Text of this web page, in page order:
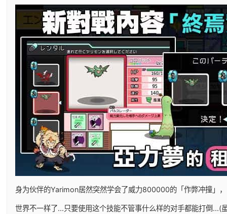
身为伙伴的Yarimon居然突然学会了威力800000的「作弊冲撞」，
世界不一样了...只要使用这个技能不管事什么样的对手都能打倒...(